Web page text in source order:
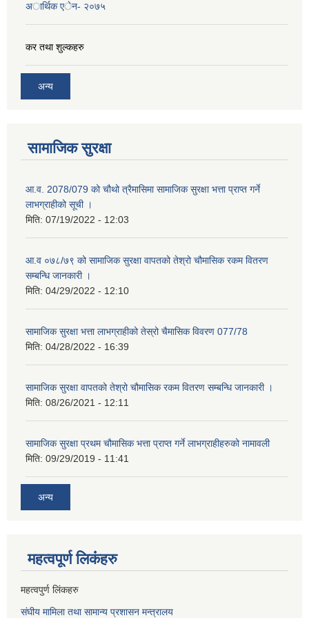
अार्थिक एेन- २०७५
कर तथा शुल्कहरु
अन्य
सामाजिक सुरक्षा
आ.व. 2078/079 को चौथो त्रैमासिमा सामाजिक सुरक्षा भत्ता प्राप्त गर्ने
लाभग्राहीको सूची ।
मिति: 07/19/2022 - 12:03
आ.व ०७८/७९ को सामाजिक सुरक्षा वापतको तेश्रो चौमासिक रकम वितरण
सम्बन्धि जानकारी ।
मिति: 04/29/2022 - 12:10
सामाजिक सुरक्षा भत्ता लाभग्राहीको तेस्रो चैमासिक विवरण 077/78
मिति: 04/28/2022 - 16:39
सामाजिक सुरक्षा वापतको तेश्रो चौमासिक रकम वितरण सम्बन्धि जानकारी ।
मिति: 08/26/2021 - 12:11
सामाजिक सुरक्षा प्रथम चौमासिक भत्ता प्राप्त गर्ने लाभग्राहीहरुको नामावली
मिति: 09/29/2019 - 11:41
अन्य
महत्वपूर्ण लि‌कंंहरु
महत्वपुर्ण लिंकहरु
संघीय मामिला तथा सामान्य प्रशासन मन्त्रालय